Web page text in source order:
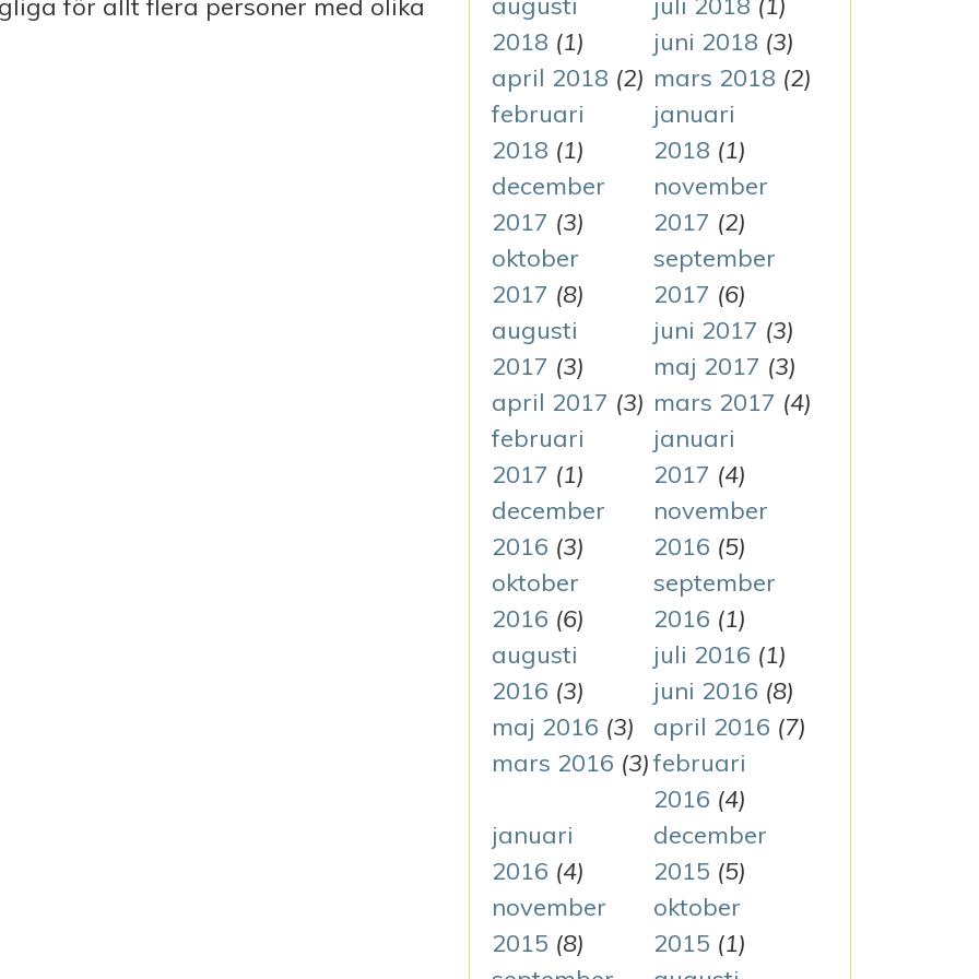
för allt flera personer med olika
2018 (1)
juni 2018 (3)
april 2018 (2) mars 2018 (2)
februari
2018 (1)
januari
2018 (1)
december
2017 (3)
november
2017 (2)
oktober
2017 (8)
september
2017 (6)
augusti
2017 (3)
juni 2017 (3)
maj 2017 (3)
april 2017 (3) mars 2017 (4)
februari
2017 (1)
januari
2017 (4)
december
2016 (3)
november
2016 (5)
oktober
2016 (6)
september
2016 (1)
augusti
2016 (3)
juli 2016 (1)
juni 2016 (8)
maj 2016 (3) april 2016 (7)
mars 2016 (3)februari
2016 (4)
januari
2016 (4)
december
2015 (5)
november
2015 (8)
oktober
2015 (1)